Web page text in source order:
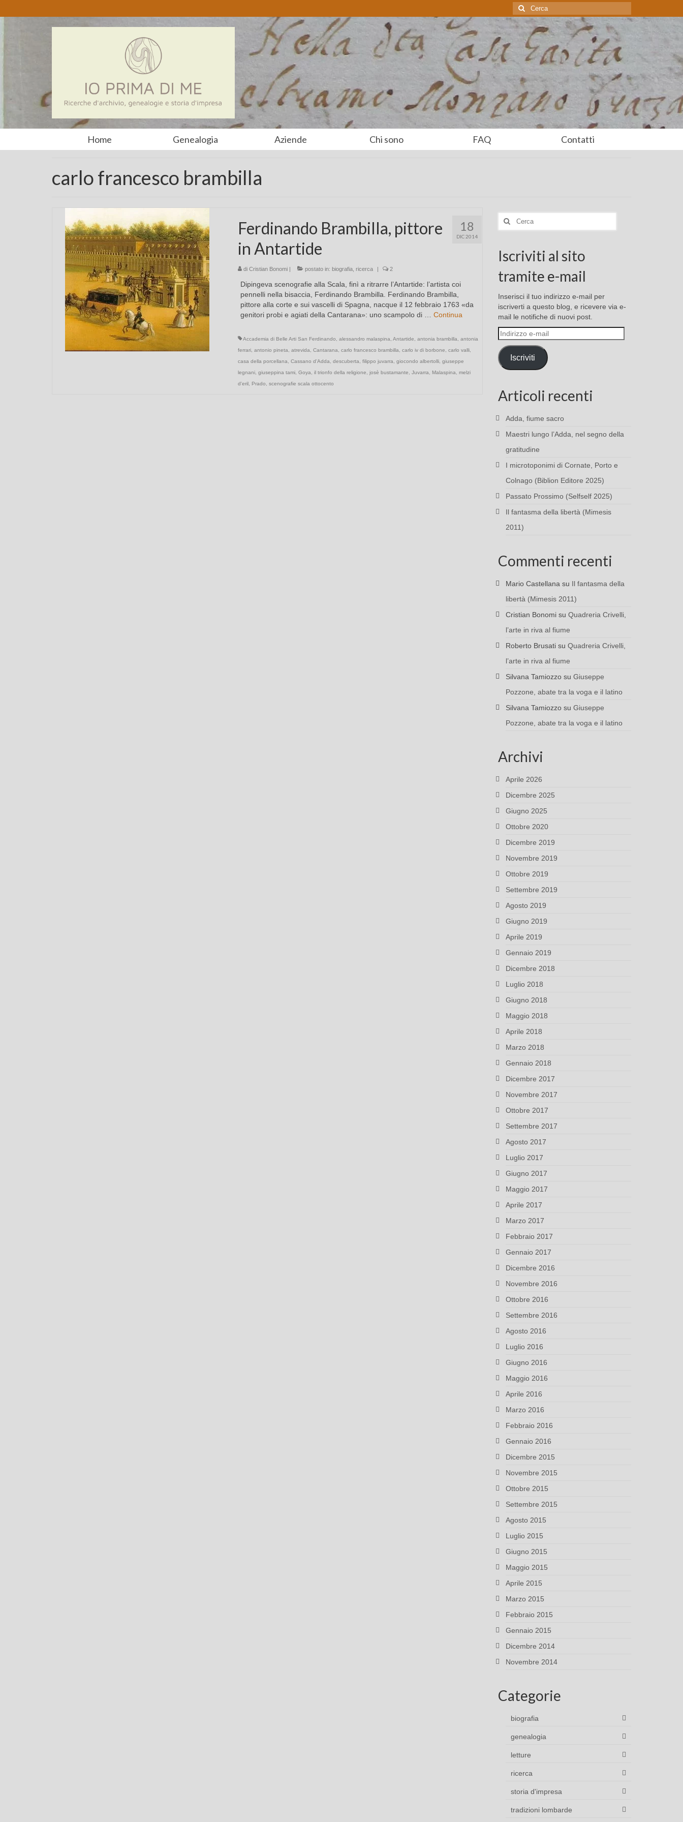
Cerca:
Home Genealogia Aziende Chi sono FAQ Contatti
carlo francesco brambilla
18
DIC 2014
Ferdinando Brambilla, pittore
in Antartide
di Cristian Bonomi| postato in: biografia, ricerca | 2
Dipingeva scenografie alla Scala, finì a ritrarre l’Antartide: l’artista coi
pennelli nella bisaccia, Ferdinando Brambilla. Ferdinando Brambilla,
pittore alla corte e sui vascelli di Spagna, nacque il 12 febbraio 1763 «da
genitori probi e agiati della Cantarana»: uno scampolo di … Continua
Accademia di Belle Arti San Ferdinando alessandro malaspina Antartide antonia brambilla
antonia
ferrari, antonio pineta atrevida Cantarana carlo francesco brambilla carlo iv di borbone carlo valli,
casa della porcellana
Cassano d'Adda descuberta filippo juvarra giocondo albertolli, giuseppe
legnani, giuseppina tami, Goya il trionfo della religione josè bustamante Juvarra Malaspina
melzi
d'eril, Prado scenografie scala ottocento
Cerca:
Iscriviti al sito
tramite e-mail
Inserisci il tuo indirizzo e-mail per
iscriverti a questo blog, e ricevere via e-
mail le notifiche di nuovi post.
Indirizzo
e-
mail
Iscriviti
Articoli recenti
Adda, fiume sacro
Maestri lungo l’Adda, nel segno della
gratitudine
I microtoponimi di Cornate, Porto e
Colnago (Biblion Editore 2025)
Passato Prossimo (Selfself 2025)
Il fantasma della libertà (Mimesis
2011)
Commenti recenti
Mario Castellana su Il fantasma della
libertà (Mimesis 2011)
Cristian Bonomisu Quadreria Crivelli,
l’arte in riva al fiume
Roberto Brusatisu Quadreria Crivelli,
l’arte in riva al fiume
Silvana Tamiozzosu Giuseppe
Pozzone, abate tra la voga e il latino
Silvana Tamiozzosu Giuseppe
Pozzone, abate tra la voga e il latino
Archivi
Aprile 2026
Dicembre 2025
Giugno 2025
Ottobre 2020
Dicembre 2019
Novembre 2019
Ottobre 2019
Settembre 2019
Agosto 2019
Giugno 2019
Aprile 2019
Gennaio 2019
Dicembre 2018
Luglio 2018
Giugno 2018
Maggio 2018
Aprile 2018
Marzo 2018
Gennaio 2018
Dicembre 2017
Novembre 2017
Ottobre 2017
Settembre 2017
Agosto 2017
Luglio 2017
Giugno 2017
Maggio 2017
Aprile 2017
Marzo 2017
Febbraio 2017
Gennaio 2017
Dicembre 2016
Novembre 2016
Ottobre 2016
Settembre 2016
Agosto 2016
Luglio 2016
Giugno 2016
Maggio 2016
Aprile 2016
Marzo 2016
Febbraio 2016
Gennaio 2016
Dicembre 2015
Novembre 2015
Ottobre 2015
Settembre 2015
Agosto 2015
Luglio 2015
Giugno 2015
Maggio 2015
Aprile 2015
Marzo 2015
Febbraio 2015
Gennaio 2015
Dicembre 2014
Novembre 2014
Categorie
biografia
genealogia
letture
ricerca
storia d'impresa
tradizioni lombarde